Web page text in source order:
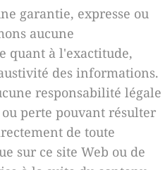
garantie, expresse ou
aucune
quant à l'exactitude,
des informations.
responsabilité légale
perte pouvant résulter
de toute
sur ce site Web ou de